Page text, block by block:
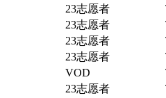
23志愿者
23志愿者
23志愿者
23志愿者
VOD
23志愿者